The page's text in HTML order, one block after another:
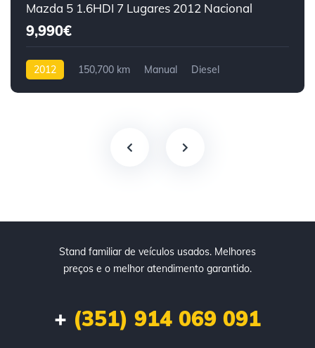
Mazda 5 1.6HDI 7 Lugares 2012 Nacional
9,990€
2012 150,700 km Manual
Diesel
Stand familiar de veículos usados. Melhores
preços e o melhor atendimento garantido.
+ (351) 914 069 091